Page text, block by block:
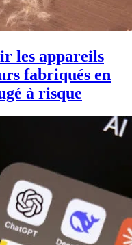
les appareils
fabriqués en
à risque